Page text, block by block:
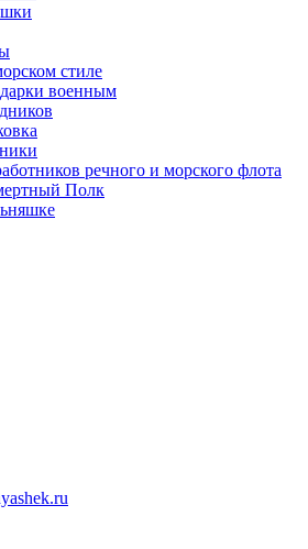
стиле
военным
речного и морского флота
Полк